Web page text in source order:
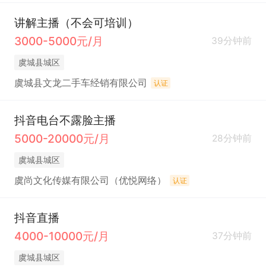
讲解主播（不会可培训）
3000-5000元/月
39分钟前
虞城县城区
虞城县文龙二手车经销有限公司 认证
抖音电台不露脸主播
5000-20000元/月
28分钟前
虞城县城区
虞尚文化传媒有限公司（优悦网络） 认证
抖音直播
4000-10000元/月
37分钟前
虞城县城区